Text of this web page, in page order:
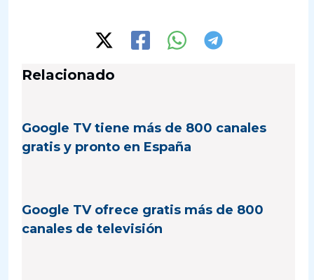
Relacionado
Google TV tiene más de 800 canales
gratis y pronto en España
Google TV ofrece gratis más de 800
canales de televisión